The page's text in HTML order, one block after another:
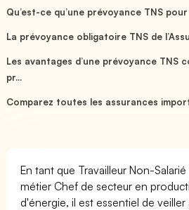
Qu’est-ce qu’une prévoyance TNS
La prévoyance obligatoire TNS de
Les avantages d’une prévoyance TNS
pr...
Comparez toutes les assurances
En tant que Travailleur Non-
métier Chef de secteur en
d'énergie, il est essentiel de